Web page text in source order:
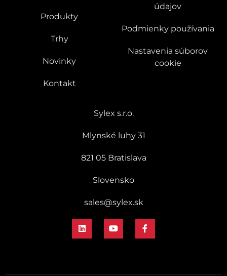
Produkty
Trhy
Novinky
Kontakt
údajov
Podmienky používania
Nastavenia súborov
cookie
Sylex s.r.o.
Mlynské luhy 31
821 05 Bratislava
Slovensko
sales@sylex.sk